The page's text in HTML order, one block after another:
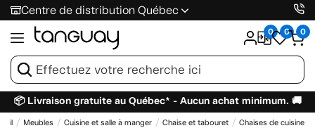
Centre de distribution Québec
0 0 0
📦 Livraison gratuite au Québec* - Aucun achat minimum. 🚚
Meubles Cuisine et salle à manger Chaise et tabouret Chaises de cuisine